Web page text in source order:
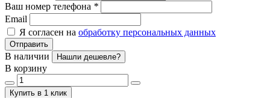
Ваш номер телефона *
Email
Я согласен на обработку персональных данных
Отправить
В наличии Нашли дешевле?
В корзину
Купить в 1 клик